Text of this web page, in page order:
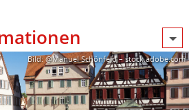
Bild: @Manuel Schönfeld – stock.adobe.com